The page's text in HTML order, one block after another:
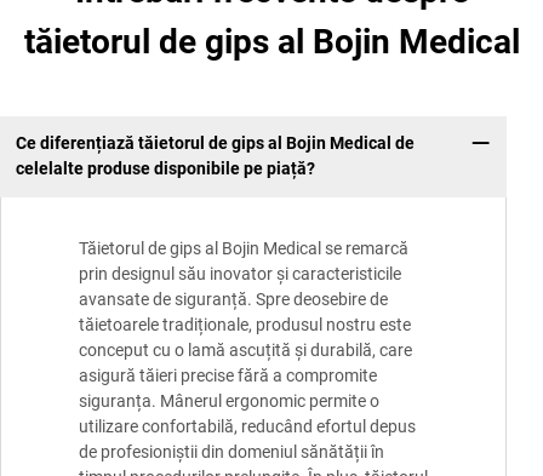
tăietorul de gips al Bojin Medical
Ce diferențiază tăietorul de gips al Bojin Medical de
celelalte produse disponibile pe piață?
Tăietorul de gips al Bojin Medical se remarcă
prin designul său inovator și caracteristicile
avansate de siguranță. Spre deosebire de
tăietoarele tradiționale, produsul nostru este
conceput cu o lamă ascuțită și durabilă, care
asigură tăieri precise fără a compromite
siguranța. Mânerul ergonomic permite o
utilizare confortabilă, reducând efortul depus
de profesioniștii din domeniul sănătății în